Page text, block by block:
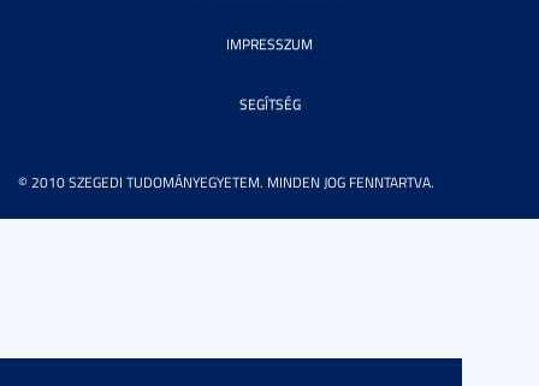
© 2010 SZEGEDI TUDOMÁNYEGYETEM. MINDEN JOG FENNTARTVA.
IMPRESSZUM
SEGÍTSÉG